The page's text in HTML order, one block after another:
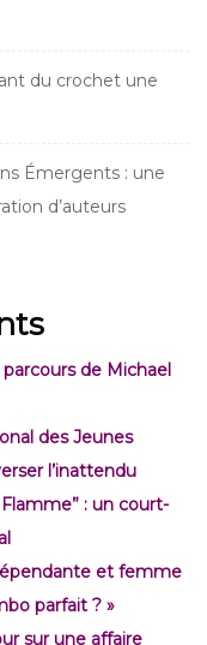
du crochet une
Émergents : une
d’auteurs
de Michael
des Jeunes
l’inattendu
Flamme” : un court-
et femme
parfait ? »
sur une affaire